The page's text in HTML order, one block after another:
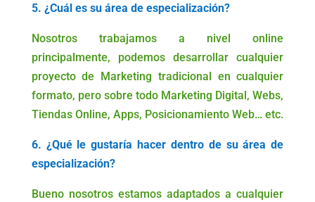
5. ¿Cuál es su área de especialización?
Nosotros trabajamos a nivel online
principalmente, podemos desarrollar cualquier
proyecto de Marketing tradicional en cualquier
formato, pero sobre todo Marketing Digital, Webs,
Tiendas Online, Apps, Posicionamiento Web… etc.
6. ¿Qué le gustaría hacer dentro de su área de
especialización?
Bueno nosotros estamos adaptados a cualquier